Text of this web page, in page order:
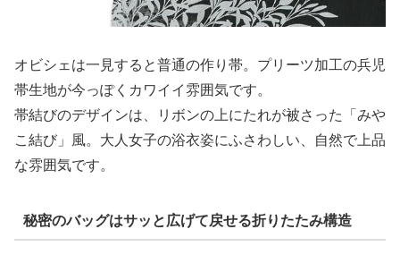
オビシェは一見すると普通の作り帯。プリーツ加工の兵児
帯生地が今っぽくカワイイ雰囲気です。
帯結びのデザインは、リボンの上にたれが被さった「みや
こ結び」風。大人女子の浴衣姿にふさわしい、自然で上品
な雰囲気です。
秘密のバッグはサッと広げて戻せる折りたたみ構造